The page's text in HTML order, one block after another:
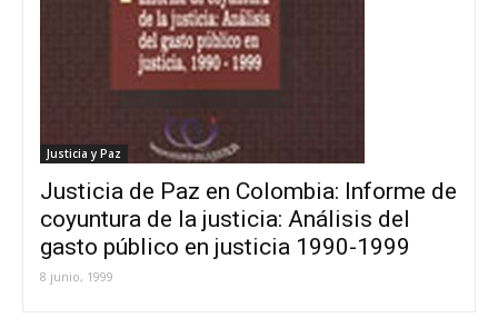
Justicia y Paz
Justicia de Paz en Colombia: Informe de
coyuntura de la justicia: Análisis del
gasto público en justicia 1990-1999
8 junio, 1999